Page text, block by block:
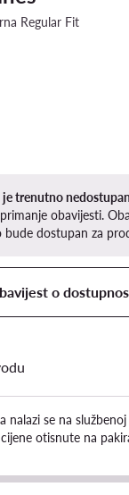
Regular Fit
trenutno
obavijesti.
bude dostupan za
o
nalazi se na
otisnute na